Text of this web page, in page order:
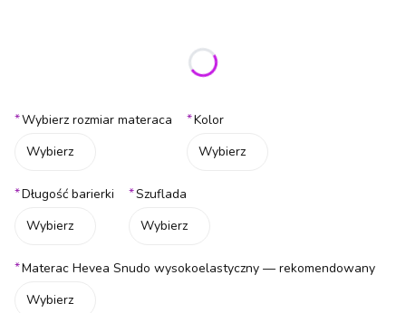
Poszczególne warianty mogą różnić się ceną
*Wybierz rozmiar materaca
Wybierz
*Kolor
Wybierz
*Długość barierki
Wybierz
*Szuflada
Wybierz
*Materac Hevea Snudo wysokoelastyczny — rekomendowany
Wybierz